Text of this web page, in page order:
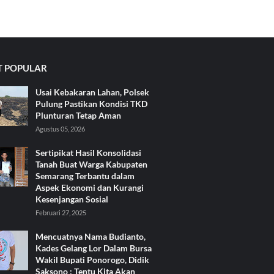
POPULAR
Usai Kebakaran Lahan, Polsek
Pulung Pastikan Kondisi TKD
Plunturan Tetap Aman
Agustus 05, 2026
Sertipikat Hasil Konsolidasi
Tanah Buat Warga Kabupaten
Semarang Terbantu dalam
Aspek Ekonomi dan Kurangi
Kesenjangan Sosial
Februari 27, 2025
Mencuatnya Nama Budianto,
Kades Gelang Lor Dalam Bursa
Wakil Bupati Ponorogo, Didik
Saksono : Tentu Kita Akan